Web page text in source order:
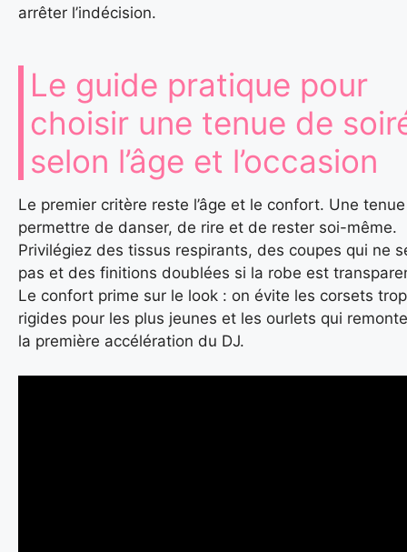
arrêter l’indécision.
Le guide pratique pour
choisir une tenue de
selon l’âge et l’occasion
Le premier critère reste l’âge et le confort. Une
permettre de danser, de rire et de rester soi-même.
Privilégiez des tissus respirants, des coupes qui ne
pas et des finitions doublées si la robe est
Le confort prime sur le look : on évite les corsets trop
rigides pour les plus jeunes et les ourlets qui
la première accélération du DJ.